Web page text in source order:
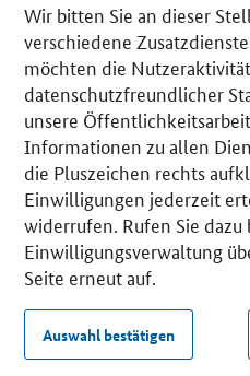
Wir bitten Sie an dieser
verschiedene
möchten die
datenschutzfreundlicher
unsere
Informationen zu allen
die Pluszeichen rechts
Einwilligungen jederzeit
widerrufen. Rufen Sie dazu
Einwilligungsverwaltung
Seite erneut auf.
Auswahl bestätigen